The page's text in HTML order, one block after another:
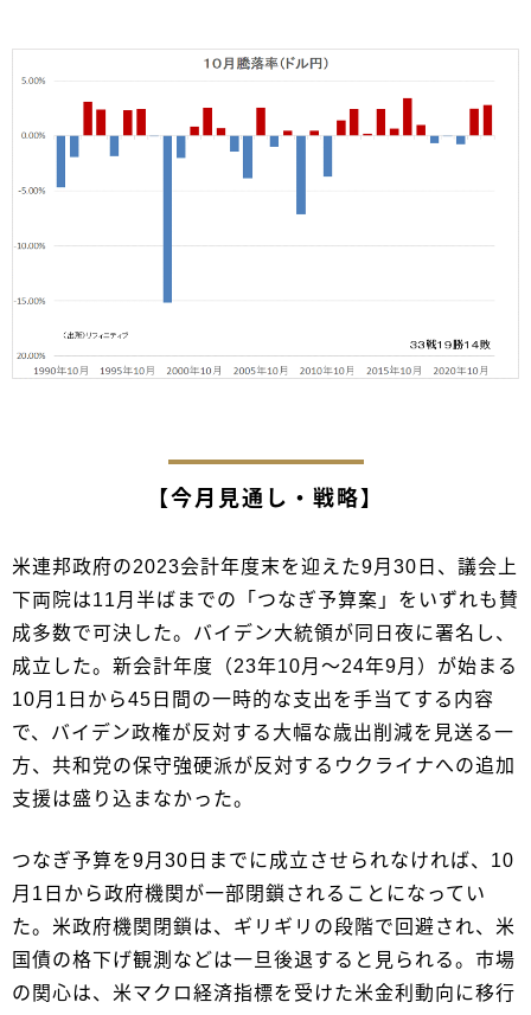
【今月見通し・戦略】
米連邦政府の2023会計年度末を迎えた9月30日、議会上
下両院は11月半ばまでの「つなぎ予算案」をいずれも賛
成多数で可決した。バイデン大統領が同日夜に署名し、
成立した。新会計年度（23年10月～24年9月）が始まる
10月1日から45日間の一時的な支出を手当てする内容
で、バイデン政権が反対する大幅な歳出削減を見送る一
方、共和党の保守強硬派が反対するウクライナへの追加
支援は盛り込まなかった。
つなぎ予算を9月30日までに成立させられなければ、10
月1日から政府機関が一部閉鎖されることになってい
た。米政府機関閉鎖は、ギリギリの段階で回避され、米
国債の格下げ観測などは一旦後退すると見られる。市場
の関心は、米マクロ経済指標を受けた米金利動向に移行